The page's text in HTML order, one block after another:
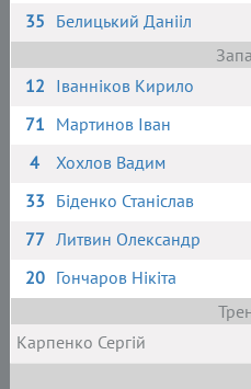
35 Белицький Данііл
12 Іванніков Кирило
71 Мартинов Іван
4
Хохлов Вадим
33 Біденко Станіслав
77 Литвин Олександр
20 Гончаров Нікіта
Карпенко Сергій